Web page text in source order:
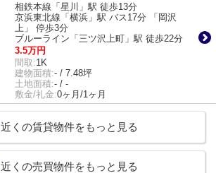
相鉄本線「星川」駅 徒歩13分
京浜東北線「横浜」駅 バス17分 「岡沢
上」 停歩3分
ブルーライン「三ツ沢上町」駅 徒歩22分
3.5万円
間取:1K
建物面積:- / 7.48坪
土地面積:- / -
敷金/礼金:0ヶ月/1ヶ月
近くの賃貸物件をもっと見る
近くの売買物件をもっと見る